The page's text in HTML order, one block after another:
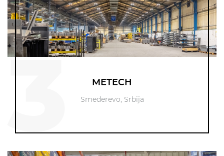
METECH
Smederevo, Srbija
3